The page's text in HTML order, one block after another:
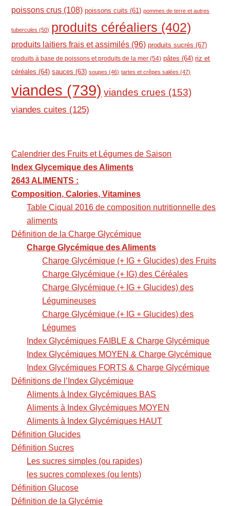
poissons crus (108) poissons cuits (61) pommes de terre et autres
tubercules (50) produits céréaliers (402)
produits laitiers frais et assimilés (96) produits sucrés (67)
produits à base de poissons et produits de la mer (54) pâtes (64) riz et
céréales (64) sauces (63) soupes (46) tartes et crêpes salées (47)
viandes (739) viandes crues (153)
viandes cuites (125)
Calendrier des Fruits et Légumes de Saison
Index Glycemique des Aliments
2643 ALIMENTS :
Composition, Calories, Vitamines
Table Ciqual 2016 de composition nutritionnelle des
aliments
Définition de la Charge Glycémique
Charge Glycémique des Aliments
Charge Glycémique (+ IG + Glucides) des Fruits
Charge Glycémique (+ IG) des Céréales
Charge Glycémique (+ IG + Glucides) des
Légumineuses
Charge Glycémique (+ IG + Glucides) des
Légumes
Index Glycémiques FAIBLE & Charge Glycémique
Index Glycémiques MOYEN & Charge Glycémique
Index Glycémiques FORTS & Charge Glycémique
Définitions de l’Index Glycémique
Aliments à Index Glycémiques BAS
Aliments à Index Glycémiques MOYEN
Aliments à Index Glycémiques HAUT
Définition Glucides
Définition Sucres
Les sucres simples (ou rapides)
les sucres complexes (ou lents)
Définition Glucose
Définition de la Glycémie